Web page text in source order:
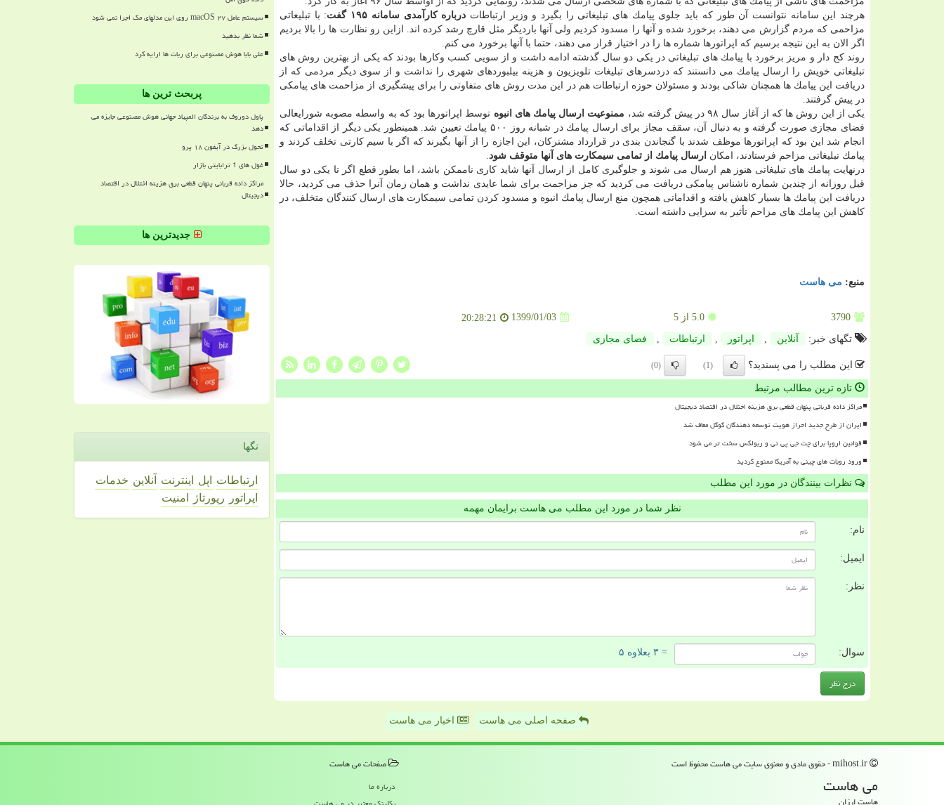
هرچند این سامانه نتوانست آن طور كه باید جلوی پیامك های تبلیغاتی را بگیرد و وزیر ارتباطات درباره كارآمدی سامانه ۱۹۵ گفت
: با تبلیغاتی
مزاحمی كه مردم گزارش می دهند، برخورد شده و آنها را مسدود كردیم ولی آنها باردیگر مثل قارچ رشد كرده اند. ازاین رو نظارت ها را بالا بردیم
اگر الان به این نتیجه برسیم كه اپراتورها شماره ها را در اختیار قرار می دهند، حتما با آنها برخورد می كنم.
روند كج دار و مریز برخورد با پیامك های تبلیغاتی در یكی دو سال گذشته ادامه داشت و از سویی كسب وكارها بودند كه یكی از بهترین روش های
تبلیغاتی خویش را ارسال پیامك می دانستند كه دردسرهای تبلیغات تلویزیون و هزینه بیلبوردهای شهری را نداشت و از سوی دیگر مردمی كه از
دریافت این پیامك ها همچنان شاكی بودند و مسئولان حوزه ارتباطات هم در این مدت روش های متفاوتی را برای پیشگیری از مزاحمت های پیامكی
در پیش گرفتند.
یكی از این روش ها كه از آغاز سال ۹۸ در پیش گرفته شد،
ممنوعیت ارسال پیامك های انبوه توسط اپراتورها بود كه به واسطه مصوبه شورایعالی
فضای مجازی صورت گرفته و به دنبال آن، سقف مجاز برای ارسال پیامك در شبانه روز ۵۰۰ پیامك تعیین شد. همینطور یكی دیگر از اقداماتی كه
انجام شد این بود كه اپراتورها موظف شدند با گنجاندن بندی در قرارداد مشتركان، این اجازه را از آنها بگیرند كه اگر با سیم كارتی تخلف كردند و
پیامك تبلیغاتی مزاحم فرستادند، امكان ارسال پیامك از تمامی سیمكارت های آنها متوقف شود.
درنهایت پیامك های تبلیغاتی هنوز هم ارسال می شوند و جلوگیری كامل از ارسال آنها شاید كاری ناممكن باشد، اما بطور قطع اگر تا یكی دو سال
قبل روزانه از چندین شماره ناشناس پیامكی دریافت می كردید كه جز مزاحمت برای شما عایدی نداشت و همان زمان آنرا حذف می كردید، حالا
دریافت این پیامك ها بسیار كاهش یافته و اقداماتی همچون منع ارسال پیامك انبوه و مسدود كردن تمامی سیمكارت های ارسال كنندگان متخلف، در
كاهش این پیامك های مزاحم تأثیر به سزایی داشته است.
منبع: می هاست
3790
5.0از 5 1399/01/03
20:28:21
تگهای خبر:
آنلاین اپراتور ارتباطات فضای مجازی
این مطلب را می پسندید؟ (1)
(0)
تازه ترین مطالب مرتبط
مراکز داده قربانی پنهان قطعی برق هزینه اختلال در اقتصاد دیجیتال
ایران از طرح جدید احراز هویت توسعه دهندگان گوگل معاف شد
قوانین اروپا برای چت جی پی تی و ربولکس سخت تر می شود
ورود روبات های چینی به آمریکا ممنوع گردید
نظرات بینندگان در مورد این مطلب
نظر شما در مورد این مطلب می هاست برایمان مهمه
نام:
ایمیل:
نظر:
سوال: = ۳ بعلاوه ۵
سیستم عامل macOS ۲۷ روی این مدلهای مک اجرا نمی شود
شما نظر بدهید
علی بابا هوش مصنوعی برای ربات ها ارایه کرد
پربحث ترین ها
پاول دوروف به برندگان المپیاد جهانی هوش مصنوعی جایزه می
دهد
تحول بزرگ در آیفون ۱۸ پرو
غول های 1 ترابایتی بازار
مراکز داده قربانی پنهان قطعی برق هزینه اختلال در اقتصاد
دیجیتال
جدیدترین ها
تگها
ارتباطات اپل اینترنت آنلاین خدمات
اپراتور
رپورتاژ امنیت
صفحه اصلی می هاست اخبار می هاست
می هاست
هاست ارزان
صفحات می هاست
درباره ما